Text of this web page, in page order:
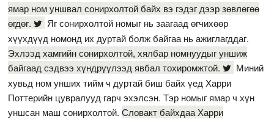
ямар ном уншвал сонирхолтой байх вэ гэдэг дээр зөвлөгөө
өгдөг.
Яг сонирхолтой номыг нь заагаад өгчихөөр
хүүхдүүд номонд их дуртай болж байгаа нь ажиглагддаг.
Эхлээд хамгийн сонирхолтой, хялбар номнуудыг уншиж
байгаад сэдвээ хүндрүүлээд явбал тохиромжтой.
Миний
хувьд ном унших тийм ч дуртай биш байх үед Харри
Поттерийн цувралууд гарч эхэлсэн. Тэр номыг ямар ч хүн
уншсан маш сонирхолтой.Словакт байхдаа Харри